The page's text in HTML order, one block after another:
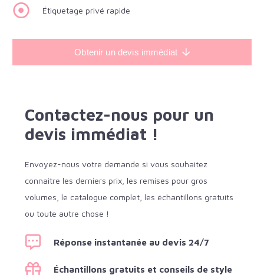
Étiquetage privé rapide
Obtenir un devis immédiat
Contactez-nous pour un
devis immédiat !
Envoyez-nous votre demande si vous souhaitez
connaître les derniers prix, les remises pour gros
volumes, le catalogue complet, les échantillons gratuits
ou toute autre chose !
Réponse instantanée au devis 24/7
Échantillons gratuits et conseils de style